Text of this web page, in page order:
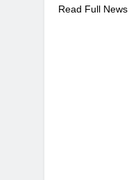
Read Full News